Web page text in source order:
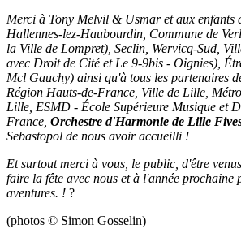
Merci à Tony Melvil & Usmar et aux enfants
Hallennes-lez-Haubourdin, Commune de
la Ville de Lompret), Seclin, Wervicq-Sud,
avec Droit de Cité et Le 9-9bis - Oignies),
Mcl Gauchy) ainsi qu'à tous les partenaires
Région Hauts-de-France, Ville de Lille,
Lille, ESMD - École Supérieure Musique et
France, Orchestre d'Harmonie de Lille
Sebastopol de nous avoir accueilli !
Et surtout merci à vous, le public, d'être
faire la fête avec nous et à l'année prochaine
aventures. ! ?
(photos © Simon Gosselin)